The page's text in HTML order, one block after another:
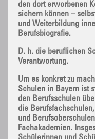
den dort erworbenen
sichern können –
und Weiterbildung
Berufsbiografie.
D. h. die beruflichen
Verantwortung.
Um es konkret zu
Schulen in Bayern ist
den Berufsschulen
die
und
Fachakademien.